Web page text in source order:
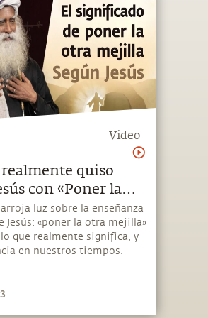
Video
realmente quiso
con «Poner la
| Sadhguru
luz sobre la enseñanza
Jesús: «poner la otra mejilla»
que realmente significa, y
en nuestros tiempos.